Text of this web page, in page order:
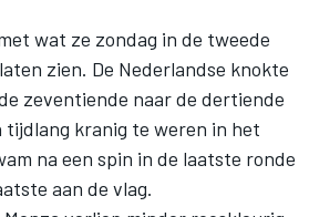
wat ze zondag in de tweede
zien. De Nederlandse knokte
zeventiende naar de dertiende
tijdlang kranig te weren in het
na een spin in de laatste ronde
aan de vlag.